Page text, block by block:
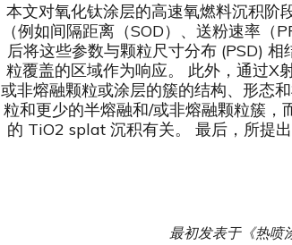
本文对氧化钛涂层的高速氧燃料沉积阶
（例如间隔距离（SOD）、送粉速率
后将这些参数与颗粒尺寸分布 (PSD)
粒覆盖的区域作为响应。 此外，通过X
或非熔融颗粒或涂层的簇的结构、形态
粒和更少的半熔融和/或非熔融颗粒簇，
的 TiO2 splat 沉积有关。 最后，所提
最初发表于《热喷